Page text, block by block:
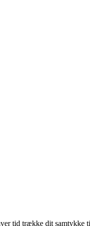
tid trække dit samtykke